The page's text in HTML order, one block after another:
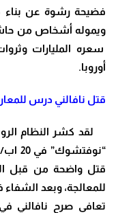
فضيحة رشوة عن بناء
ويموله أشخاص من
سعره المليارات
أوروبا.
قتل نافالني درس
لقد كشر النظام
قتل واضحة من قبل
للمعالجة، وبعد
تعافى صرح نافالني